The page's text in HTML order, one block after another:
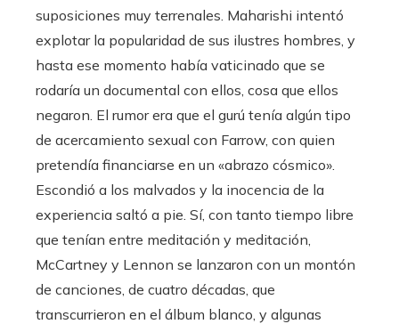
suposiciones muy terrenales. Maharishi intentó
explotar la popularidad de sus ilustres hombres, y
hasta ese momento había vaticinado que se
rodaría un documental con ellos, cosa que ellos
negaron. El rumor era que el gurú tenía algún tipo
de acercamiento sexual con Farrow, con quien
pretendía financiarse en un «abrazo cósmico».
Escondió a los malvados y la inocencia de la
experiencia saltó a pie. Sí, con tanto tiempo libre
que tenían entre meditación y meditación,
McCartney y Lennon se lanzaron con un montón
de canciones, de cuatro décadas, que
transcurrieron en el álbum blanco, y algunas